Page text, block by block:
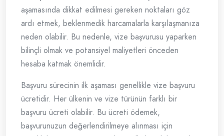
aşamasında dikkat edilmesi gereken noktaları göz
ardı etmek, beklenmedik harcamalarla karşılaşmanıza
neden olabilir. Bu nedenle, vize başvurusu yaparken
bilinçli olmak ve potansiyel maliyetleri önceden
hesaba katmak önemlidir.
Başvuru sürecinin ilk aşaması genellikle vize başvuru
ücretidir. Her ülkenin ve vize türünün farklı bir
başvuru ücreti olabilir. Bu ücreti ödemek,
başvurunuzun değerlendirilmeye alınması için